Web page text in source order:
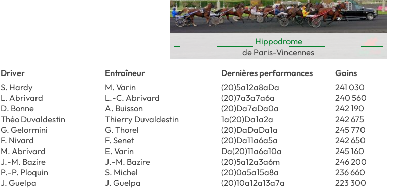
Hippodrome
de Paris-Vincennes
Driver Entraîneur Dernières performances
Gains
S. Hardy M. Varin (20)5a12a8aDa
241 030
L. Abrivard L.-C. Abrivard (20)7a3a7a6a
240 560
D. Bonne A. Buisson (20)Da7aDa0a
242 190
Théo Duvaldestin Thierry Duvaldestin 1a(20)Da1a2a
242 675
G. Gelormini G. Thorel (20)DaDaDa1a
245 770
F. Nivard F. Senet (20)Da11a6a5a
242 650
M. Abrivard E. Varin Da(20)11a6a10a
245 160
J.-M. Bazire J.-M. Bazire (20)5a12a3a6m
246 200
P.-P. Ploquin S. Michel (20)0a5a15a8a
236 660
J. Guelpa J. Guelpa (20)10a12a13a7a
223 300